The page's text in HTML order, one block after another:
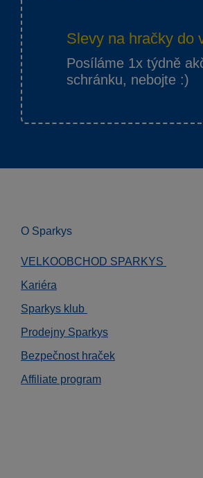
Slevy na hračky do
Posíláme 1x týdně
schránku, nebojte :)
O Sparkys
VELKOOBCHOD SPARKYS
Kariéra
Sparkys klub
Prodejny Sparkys
Bezpečnost hraček
Affiliate program